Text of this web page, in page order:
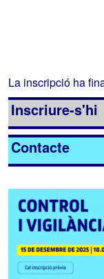
La inscripció ha
Inscriure-s'hi
Contacte